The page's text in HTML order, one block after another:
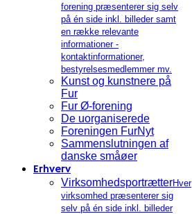
forening præsenterer sig selv
på én side inkl. billeder samt
en række relevante
informationer -
kontaktinformationer,
bestyrelsesmedlemmer mv.
Kunst og kunstnere på
Fur
Fur Ø-forening
De uorganiserede
Foreningen FurNyt
Sammenslutningen af
danske småøer
Erhverv
VirksomhedsportrætterHver
virksomhed præsenterer sig
selv på én side inkl. billeder